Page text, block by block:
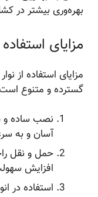
بهره‌وری بیشتر در
مزایای استفاده
مزایای استفاده از نوار
گسترده و متنوع است:
نصب ساده و
آسان و به
حمل و نقل
افزایش سهولت
استفاده در